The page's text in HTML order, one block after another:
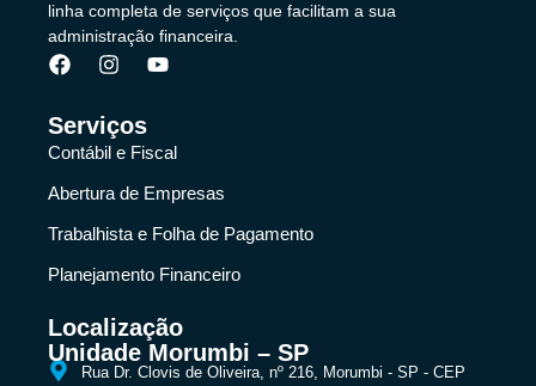
linha completa de serviços que facilitam a sua
administração financeira.
Serviços
Contábil e Fiscal
Abertura de Empresas
Trabalhista e Folha de Pagamento
Planejamento Financeiro
Localização
Unidade Morumbi – SP
Rua Dr. Clovis de Oliveira, nº 216, Morumbi - SP - CEP